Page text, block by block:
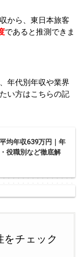
から、東日本旅客
であると推測できま
年代別年収や業界
い方はこちらの記
均年収639万円｜年
役職別など徹底解
をチェック